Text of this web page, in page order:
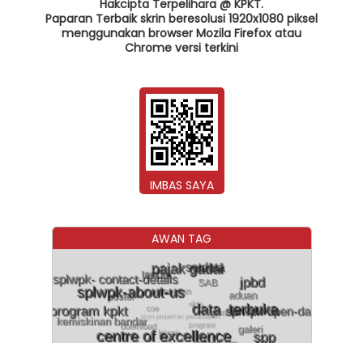
Hakcipta Terpelihara @ KPKT.
Paparan Terbaik skrin beresolusi 1920x1080 piksel
menggunakan browser Mozila Firefox atau
Chrome versi terkini
IMBAS SAYA
AWAN TAG